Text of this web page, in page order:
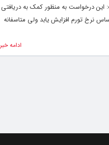
درخواست به منظور کمک به دریافتی
نرخ تورم افزایش یابد ولی متاسفانه
ادامه خبر